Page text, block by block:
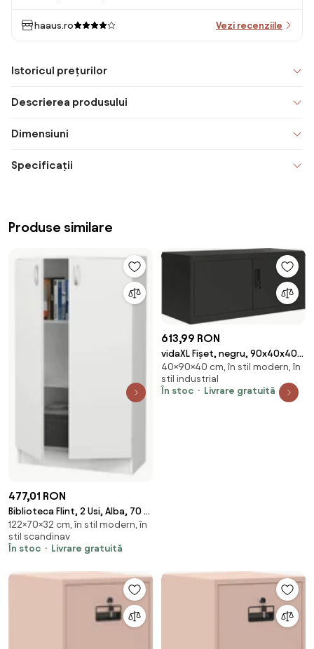
haaus.ro Vezi recenziile
Istoricul prețurilor
Descrierea produsului
Dimensiuni
Specificații
Produse similare
477,01 RON
Biblioteca Flint, 2 Usi, Alba, 70 x
32 x 122 cm
122×70×32 cm, în stil modern, în
stil scandinav
În stoc
Livrare gratuită
613,99 RON
vidaXL Fișet, negru, 90x40x40
cm, oțel
40×90×40 cm, în stil modern, în
stil industrial
În stoc
Livrare gratuită